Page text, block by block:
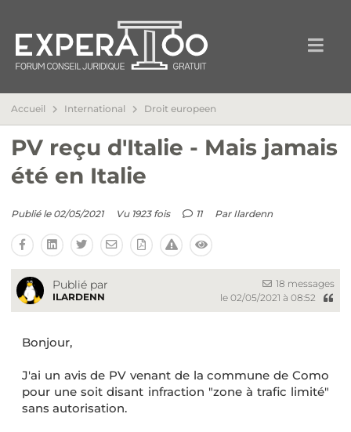
Accueil International Droit europeen
PV reçu d'Italie - Mais jamais
été en Italie
Publié le 02/05/2021 Vu 1923 fois 11 Par Ilardenn
Publié par
ILARDENN
18 messages
le 02/05/2021 à 08:52
Bonjour,
J'ai un avis de PV venant de la commune de Como
pour une soit disant infraction "zone à trafic limité"
sans autorisation.